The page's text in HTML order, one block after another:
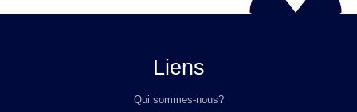
Liens
Qui sommes-nous?